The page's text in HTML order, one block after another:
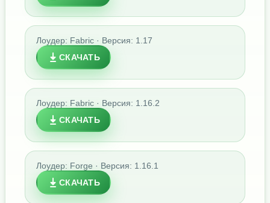
Лоудер: Fabric · Версия: 1.17
СКАЧАТЬ
Лоудер: Fabric · Версия: 1.16.2
СКАЧАТЬ
Лоудер: Forge · Версия: 1.16.1
СКАЧАТЬ